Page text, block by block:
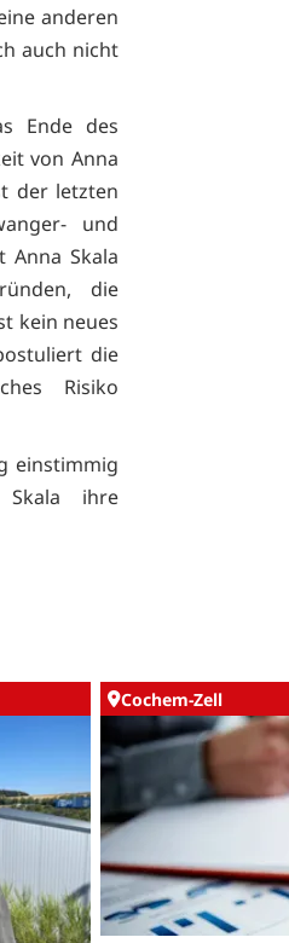
anderen
auch nicht
Ende des
von Anna
der letzten
und
Skala
die
kein neues
die
Risiko
einstimmig
ihre
Cochem-Zell